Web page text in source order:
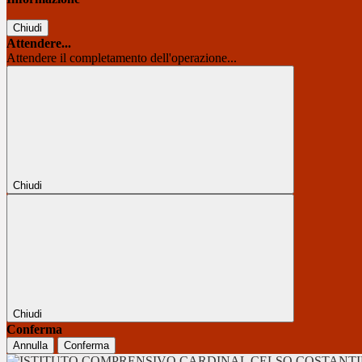
Chiudi
Attendere...
Attendere il completamento dell'operazione...
Chiudi
Chiudi
Conferma
Annulla Conferma